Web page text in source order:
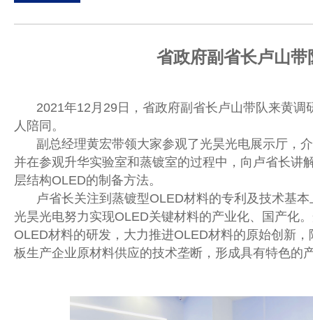
省政府副省长卢山
2021年12月29日，省政府副省长卢山带队来黄
人陪同。
副总经理黄宏带领大家参观了光昊光电展示厅，
并在参观升华实验室和蒸镀室的过程中，向卢省长讲
层结构OLED的制备方法。
卢省长关注到蒸镀型OLED材料的专利及技术基
光昊光电努力实现OLED关键材料的产业化、国产化
OLED材料的研发，大力推进OLED材料的原始创新
板生产企业原材料供应的技术垄断，形成具有特色的